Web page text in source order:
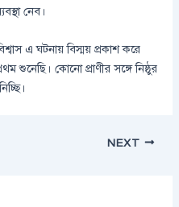
নেব।
এ ঘটনায় বিস্ময় প্রকাশ করে
শুনেছি। কোনো প্রাণীর সঙ্গে নিষ্ঠুর
NEXT